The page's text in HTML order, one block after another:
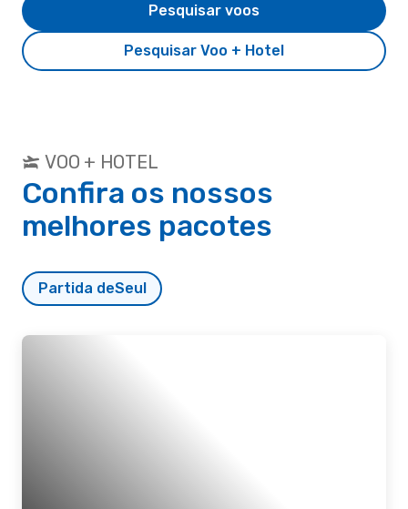
Pesquisar Voo + Hotel
Pesquisar voos
VOO + HOTEL
Confira os nossos
melhores pacotes
Partida deSeul